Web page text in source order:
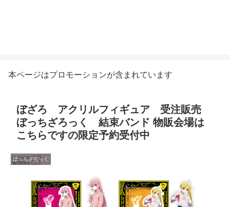
本ページはプロモーションが含まれています
ぼざろ アクリルフィギュア 受注販売
ぼっちざろっく 結束バンド 物販会場は
こちらですの限定予約受付中
ぼっちざろっく